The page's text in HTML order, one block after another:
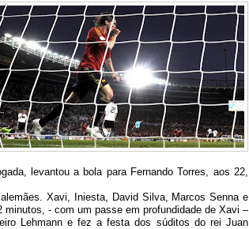
levantou a bola para Fernando Torres, aos 22,
Xavi, Iniesta, David Silva, Marcos Senna e
- com um passe em profundidade de Xavi –
Lehmann e fez a festa dos súditos do rei Juan